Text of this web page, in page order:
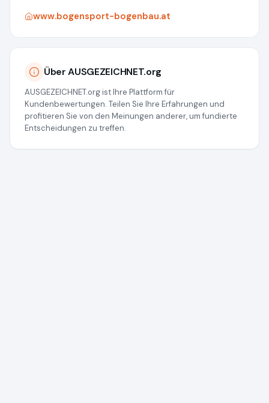
www.bogensport-bogenbau.at
Über AUSGEZEICHNET.org
AUSGEZEICHNET.org ist Ihre Plattform für
Kundenbewertungen. Teilen Sie Ihre Erfahrungen und
profitieren Sie von den Meinungen anderer, um fundierte
Entscheidungen zu treffen.